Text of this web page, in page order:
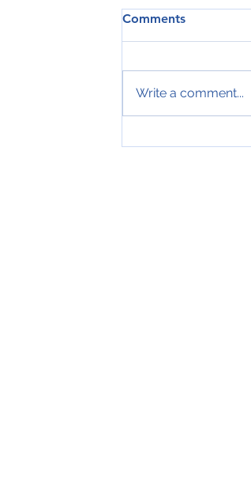
Comments
Write a comment...